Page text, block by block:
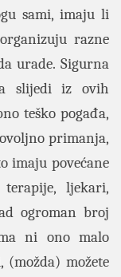
sami, imaju li
razne
urade. Sigurna
slijedi iz ovih
teško pogađa,
primanja,
imaju povećane
ljekari,
ogroman broj
ni ono malo
(možda) možete